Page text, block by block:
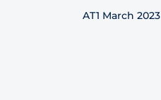
AT1 March 2023